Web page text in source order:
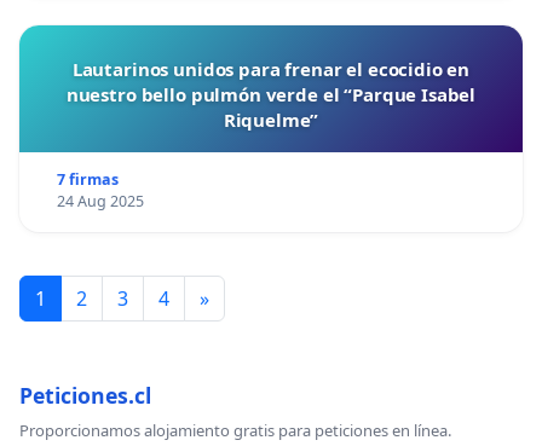
Lautarinos unidos para frenar el ecocidio en
nuestro bello pulmón verde el “Parque Isabel
Riquelme”
7 firmas
24 Aug 2025
1 2 3 4 »
Peticiones.cl
Proporcionamos alojamiento gratis para peticiones en línea.